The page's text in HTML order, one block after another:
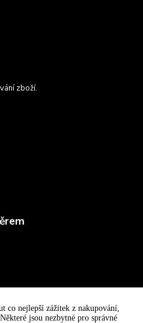
zboží.
co nejlepší zážitek z nakupování,
jsou nezbytné pro správné